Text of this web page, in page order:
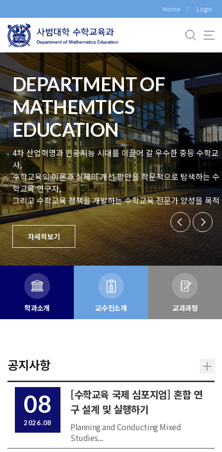
로
메
뉴
Home Login
DEPARTMENT OF
MATHEMTICS
EDUCATION
4차 산업혁명과 인공지능 시대를 이끌어 갈 우수한 중등 수학교
사,
수학교육의 이론과 실제의 개선 방안을 학문적으로 탐색하는 수
학교육 연구자,
그리고 수학교육 정책을 개발하는 수학교육 전문가 양성을 목적
자세히보기
학과소개 교수진소개 교과과정
공지사항
08
2026.08
[수학교육 국제 심포지엄] 혼합 연
구 설계 및 실행하기
Planning and Conducting Mixed
Studies...